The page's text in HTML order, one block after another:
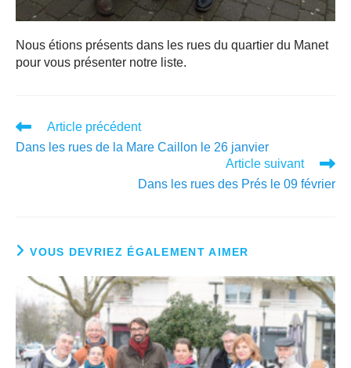
Nous étions présents dans les rues du quartier du Manet
pour vous présenter notre liste.
Article précédent
Dans les rues de la Mare Caillon le 26 janvier
Article suivant
Dans les rues des Prés le 09 février
VOUS DEVRIEZ ÉGALEMENT AIMER